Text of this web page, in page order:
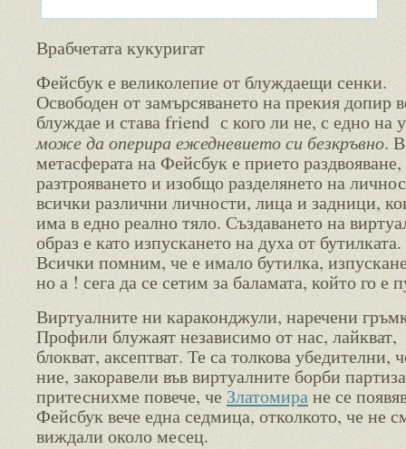
Врабчетата кукуригат
Фейсбук е великолепие от блуждаещи сенки.
Освободен от замърсяването на прекия допир
блуждае и става friend с кого ли не, с едно на
може да оперира ежедневието си безкръвно. В
метасферата на Фейсбук е прието раздвояване,
разтрояването и изобщо разделянето на
всички различни личности, лица и задници,
има в едно реално тяло. Създаването на
образ е като изпускането на духа от бутилката.
Всички помним, че е имало бутилка,
но а ! сега да се сетим за баламата, който го е
Виртуалните ни караконджули, наречени
Профили блужаят независимо от нас, лайкват,
блокват, аксептват. Те са толкова убедителни,
ние, закоравели във виртуалните борби
притеснихме повече, че Златомиране се
Фейсбук вече една седмица, отколкото, че не
виждали около месец.